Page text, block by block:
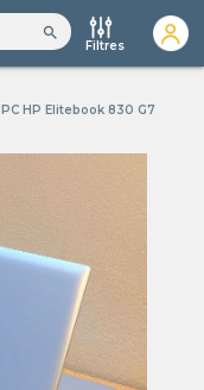
search
Filtres
PC HP Elitebook 830 G7